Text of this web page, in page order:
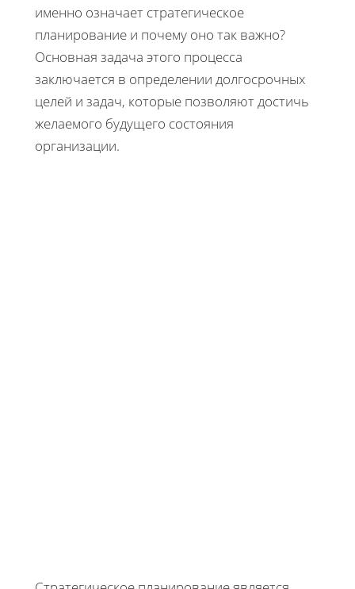
именно означает стратегическое
планирование и почему оно так важно?
Основная задача этого процесса
заключается в определении долгосрочных
целей и задач, которые позволяют достичь
желаемого будущего состояния
организации.